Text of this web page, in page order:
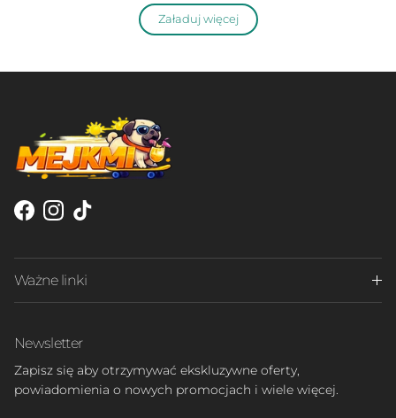
Załaduj więcej
Facebook
Instagram
TikTok
Ważne linki
Newsletter
Zapisz się aby otrzymywać ekskluzywne oferty,
powiadomienia o nowych promocjach i wiele więcej.